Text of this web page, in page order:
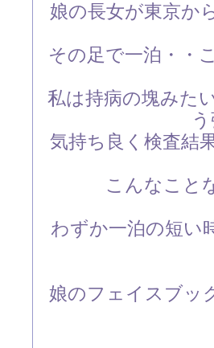
娘の長女が東京か
その足で一泊・・
私は持病の塊みた
気持ち良く検査結
こんなこと
わずか一泊の短い
娘のフェイスブッ